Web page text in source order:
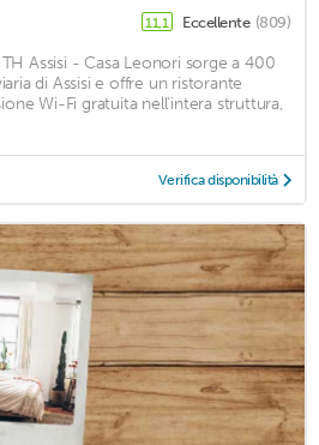
11,1 Eccellente (809)
Assisi - Casa Leonori sorge a 400
di Assisi e offre un ristorante
Wi-Fi gratuita nell'intera struttura,
Verifica disponibilità